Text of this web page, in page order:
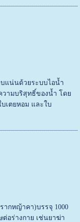
แน่นด้วยระบบไอน้ำ
ามบริสุทธิ์ของน้ำ โดย
เตยหอม และใบ
กหญ้าคา)บรรจุ 1000
อร่างกาย เช่นยาฆ่า